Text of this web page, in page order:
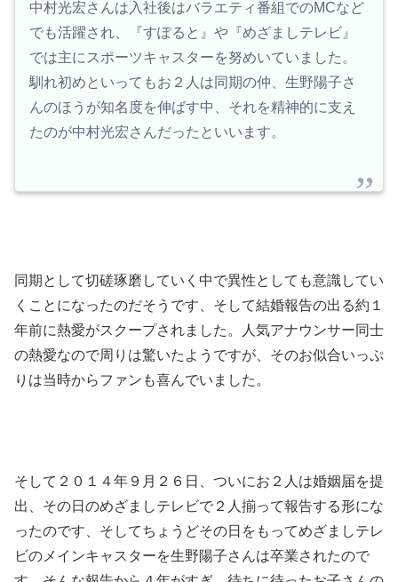
中村光宏さんは入社後はバラエティ番組でのMCなど
でも活躍され、『すぽると』や『めざましテレビ』
では主にスポーツキャスターを努めいていました。
馴れ初めといってもお２人は同期の仲、生野陽子さ
んのほうが知名度を伸ばす中、それを精神的に支え
たのが中村光宏さんだったといいます。
同期として切磋琢磨していく中で異性としても意識してい
くことになったのだそうです、そして結婚報告の出る約１
年前に熱愛がスクープされました。人気アナウンサー同士
の熱愛なので周りは驚いたようですが、そのお似合いっぷ
りは当時からファンも喜んでいました。
そして２０１４年９月２６日、ついにお２人は婚姻届を提
出、その日のめざましテレビで２人揃って報告する形にな
ったのです、そしてちょうどその日をもってめざましテレ
ビのメインキャスターを生野陽子さんは卒業されたので